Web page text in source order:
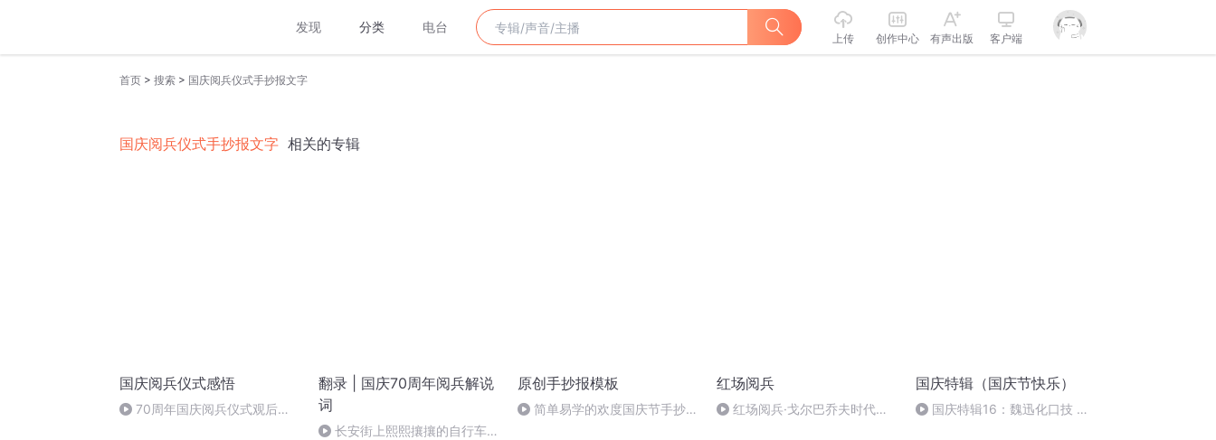
发现 分类 电台
上传 创作中心 有声出版 客户端
首页 > 搜索 > 国庆阅兵仪式手抄报文字
国庆阅兵仪式手抄报文字 相关的专辑
国庆阅兵仪式感悟
70周年国庆阅兵仪式观后感
翻录 | 国庆70周年阅兵解说
词
长安街上熙熙攘攘的自行车流
原创手抄报模板
简单易学的欢度国庆节手抄报
红场阅兵
红场阅兵·戈尔巴乔夫时代
国庆特辑（国庆节快乐）
国庆特辑16：魏迅化口技 二